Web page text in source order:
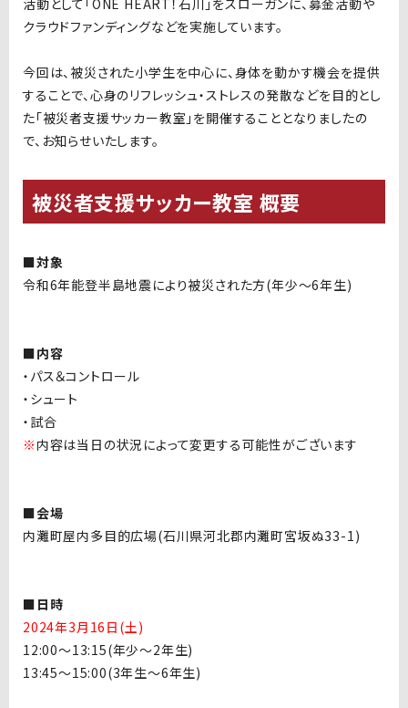
クラウドファンディングなどを実施しています。
今回は、被災された小学生を中心に、身体を動かす機会を提供
することで、心身のリフレッシュ・ストレスの発散などを目的とし
た「被災者支援サッカー教室」を開催することとなりましたの
で、お知らせいたします。
被災者支援サッカー教室 概要
■対象
令和6年能登半島地震により被災された方(年少～6年生)
■内容
・パス＆コントロール
・シュート
・試合
※ 内容は当日の状況によって変更する可能性がございます
■会場
内灘町屋内多目的広場(石川県河北郡内灘町宮坂ぬ33-1)
■ 日時
2024年3月16日(土)
12:00～13:15(年少～2年生)
13:45～15:00(3年生～6年生)